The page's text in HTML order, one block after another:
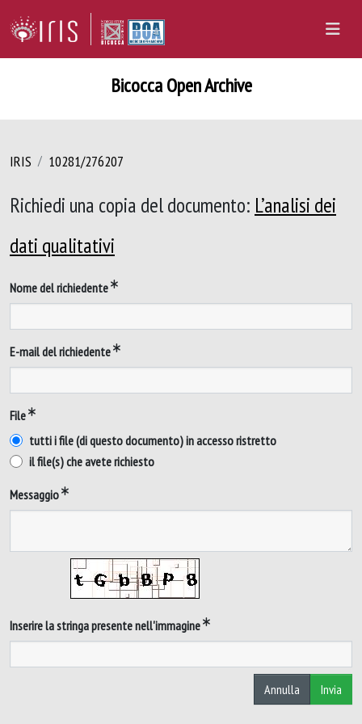
Bicocca Open Archive
IRIS 10281/276207
Richiedi una copia del documento: L’analisi dei
dati qualitativi
Nome del richiedente
E-mail del richiedente
File
tutti i file (di questo documento) in accesso ristretto
il file(s) che avete richiesto
Messaggio
Inserire la stringa presente nell'immagine
Annulla Invia